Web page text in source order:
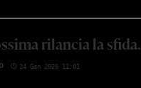
rilancia la sfida.
24 Gen 2026 11:01